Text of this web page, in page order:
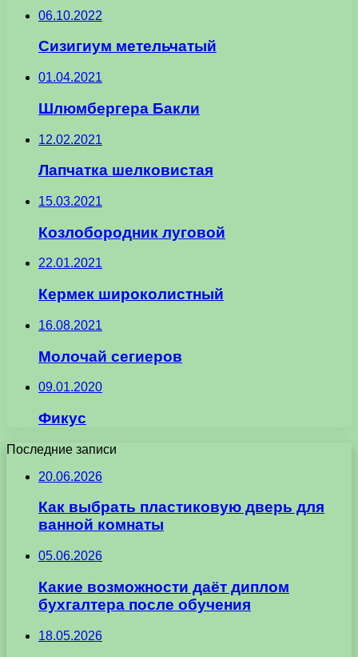
06.10.2022
Сизигиум метельчатый
01.04.2021
Шлюмбергера Бакли
12.02.2021
Лапчатка шелковистая
15.03.2021
Козлобородник луговой
22.01.2021
Кермек широколистный
16.08.2021
Молочай сегиеров
09.01.2020
Фикус
Последние записи
20.06.2026
Как выбрать пластиковую дверь для
ванной комнаты
05.06.2026
Какие возможности даёт диплом
бухгалтера после обучения
18.05.2026